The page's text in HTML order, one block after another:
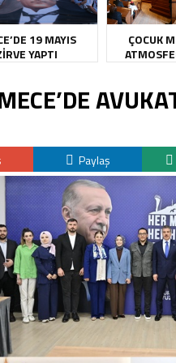
19 MAYIS
YAPTI
ÇOCUK
Paylaş